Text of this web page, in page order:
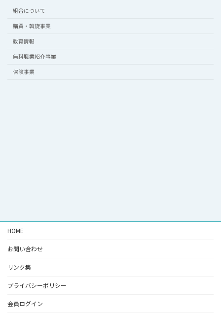
組合について
購買・斡旋事業
教育情報
無料職業紹介事業
保険事業
HOME
お問い合わせ
リンク集
プライバシーポリシー
会員ログイン